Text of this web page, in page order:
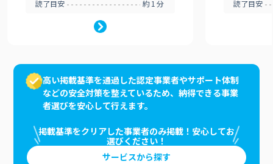
読了目安 約1分 読了目安
高い掲載基準を通過した認定事業者やサポート体制
などの安全対策を整えているため、納得できる事業
者選びを安心して行えます。
掲載基準をクリアした事業者のみ掲載！安心してお
選びください！
サービスから探す